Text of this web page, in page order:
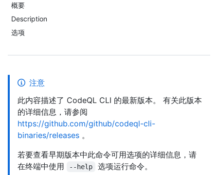
概要
Description
选项
注意
此内容描述了 CodeQL CLI 的最新版本。 有关此版本
的详细信息，请参阅
https://github.com/github/codeql-cli-
binaries/releases 。
若要查看早期版本中此命令可用选项的详细信息，请
在终端中使用
--help 选项运行命令。